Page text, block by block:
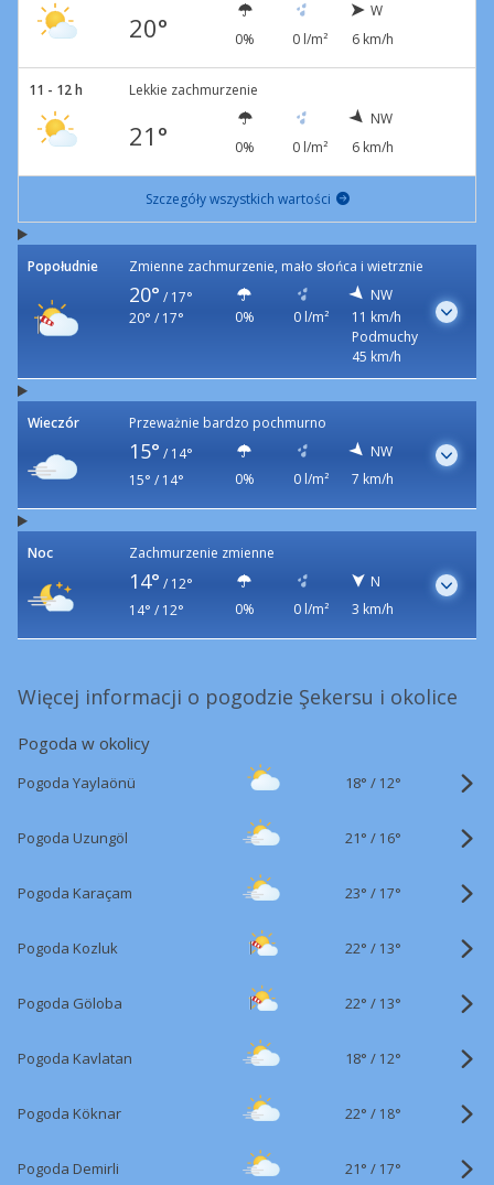
20° 0% 0 l/m²
W
6 km/h
11 - 12 h Lekkie zachmurzenie
21° 0% 0 l/m²
NW
6 km/h
Szczegóły wszystkich wartości
Popołudnie Zmienne zachmurzenie, mało słońca i wietrznie
20° / 17°
20° / 17°
0% 0 l/m²
NW
11 km/h
Podmuchy
45 km/h
Wieczór Przeważnie bardzo pochmurno
15° / 14°
15° / 14°
0% 0 l/m²
NW
7 km/h
Noc Zachmurzenie zmienne
14° / 12°
14° / 12°
0% 0 l/m²
N
3 km/h
Więcej informacji o pogodzie Şekersu i okolice
Pogoda w okolicy
Pogoda Yaylaönü 18° / 12°
Pogoda Uzungöl 21° / 16°
Pogoda Karaçam 23° / 17°
Pogoda Kozluk 22° / 13°
Pogoda Göloba 22° / 13°
Pogoda Kavlatan 18° / 12°
Pogoda Köknar 22° / 18°
Pogoda Demirli 21° / 17°